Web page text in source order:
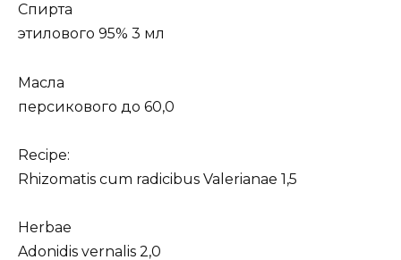
Спирта
этилового 95% 3 мл
Масла
персикового до 60,0
Recipe:
Rhizomatis cum radicibus Valerianae 1,5
Herbae
Adonidis vernalis 2,0